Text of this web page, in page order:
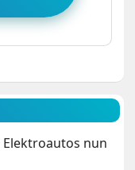
nun